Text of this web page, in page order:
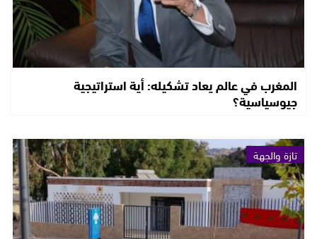
المغرب في عالم يعاد تشكيله: أية استراتيجية
جيوسياسية؟
تازة والجهة